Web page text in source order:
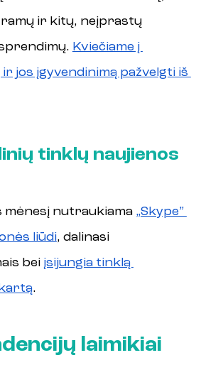
ir kitų, neįprastų
Kviečiame į
ir jos įgyvendinimą pažvelgti iš
tinklų naujienos
mėnesį nutraukiama „Skype”
liūdi, dalinasi
bei įsijungia tinklą
.
laimikiai